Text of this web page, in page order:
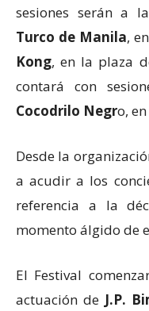
sesiones serán a
Turco de Manila,
Kong, en la plaza
contará con
Cocodrilo Negro,
Desde la
a acudir a los
referencia a la
momento álgido de
El Festival
actuación de J.P.